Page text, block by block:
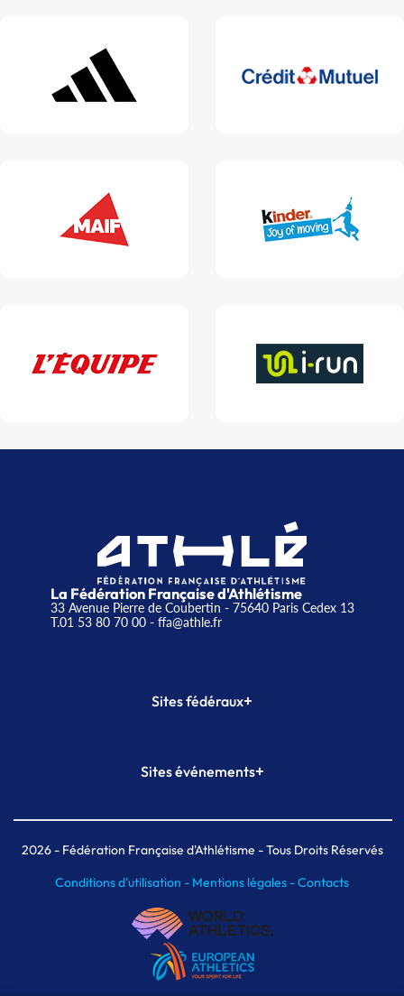
La Fédération Française d'Athlétisme
33 Avenue Pierre de Coubertin - 75640 Paris Cedex 13
T.01 53 80 70 00- ffa@athle.fr
Sites fédéraux+
Plateforme Formation
Sites événements+
Meeting de Paris indoor
MAIF Ekiden de Paris
2026- Fédération Française d'Athlétisme - Tous Droits Réservés
Conditions d'utilisation - Mentions légales -Contacts